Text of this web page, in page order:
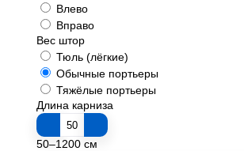
Влево
Вправо
Вес штор
Тюль (лёгкие)
Обычные портьеры
Тяжёлые портьеры
Длина карниза
50–1200 см